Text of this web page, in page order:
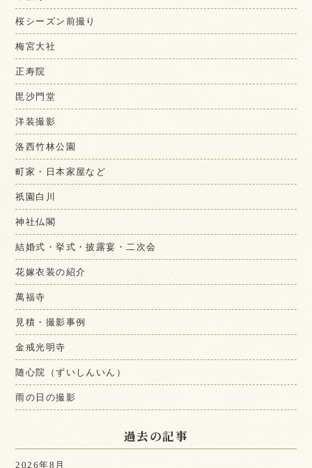
桜シーズン前撮り
梅宮大社
正寿院
毘沙門堂
洋装撮影
洛西竹林公園
町家・日本家屋など
祇園白川
神社仏閣
結婚式・挙式・披露宴・二次会
花嫁衣装の紹介
萬福寺
見積・撮影事例
金戒光明寺
随心院（ずいしんいん）
雨の日の撮影
過去の記事
2026年8月